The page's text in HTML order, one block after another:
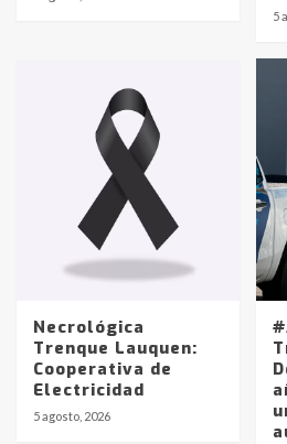
5
Necrológica
Trenque Lauquen:
Cooperativa de
Electricidad
5 agosto, 2026
pampeanos que
en la mañana del
Accidente en
joven de Trenque
Los precios de
La Pampa, desde
entre 857 a 1338
La Bolsa de
Blanca anticipa
con lluvias y